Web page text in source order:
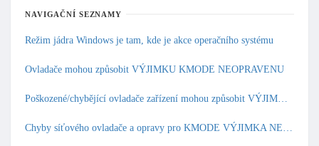
NAVIGAČNÍ SEZNAMY
Režim jádra Windows je tam, kde je akce operačního systému
Ovladače mohou způsobit VÝJIMKU KMODE NEOPRAVENU